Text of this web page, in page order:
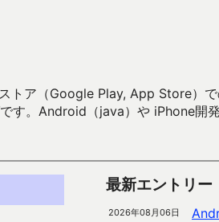
トア（Google Play, App Store）
す。Android（java）や iPhone開
最新エントリー
2026年08月06日